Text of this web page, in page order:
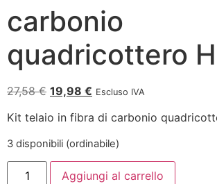
carbonio
quadricottero
27,58€ 19,98 € Escluso IVA
Kit telaio in fibra di carbonio
3 disponibili (ordinabile)
Aggiungi al carrello